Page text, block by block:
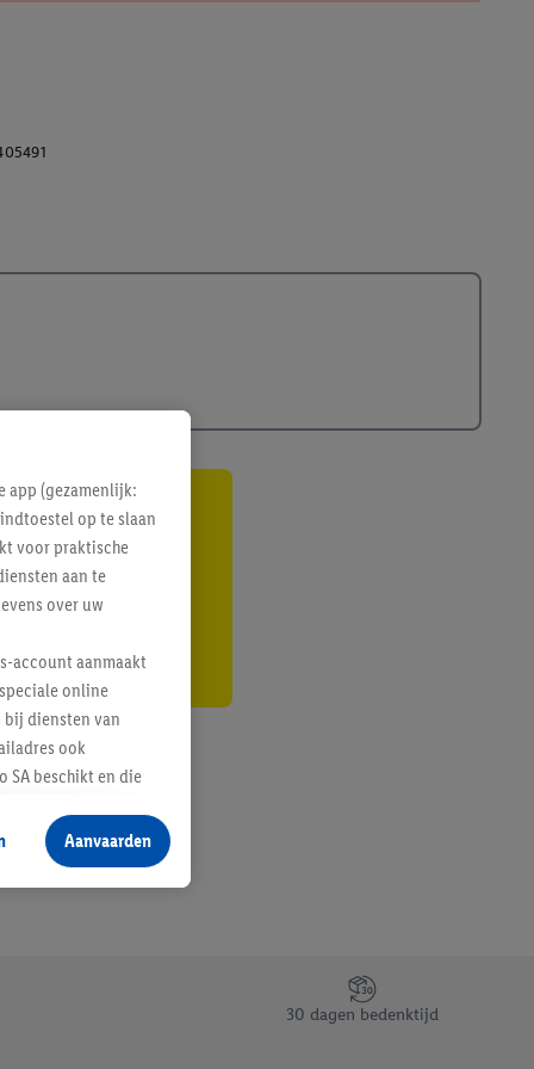
30 dagen bedenktijd
app (gezamenlijk:
op te slaan
voor praktische
aan te
over uw
account aanmaakt
online
diensten van
ook
SA beschikt en die
producten waarin
voegen, maar het
als er met behulp
Door op
informatie,
Aanvaarden